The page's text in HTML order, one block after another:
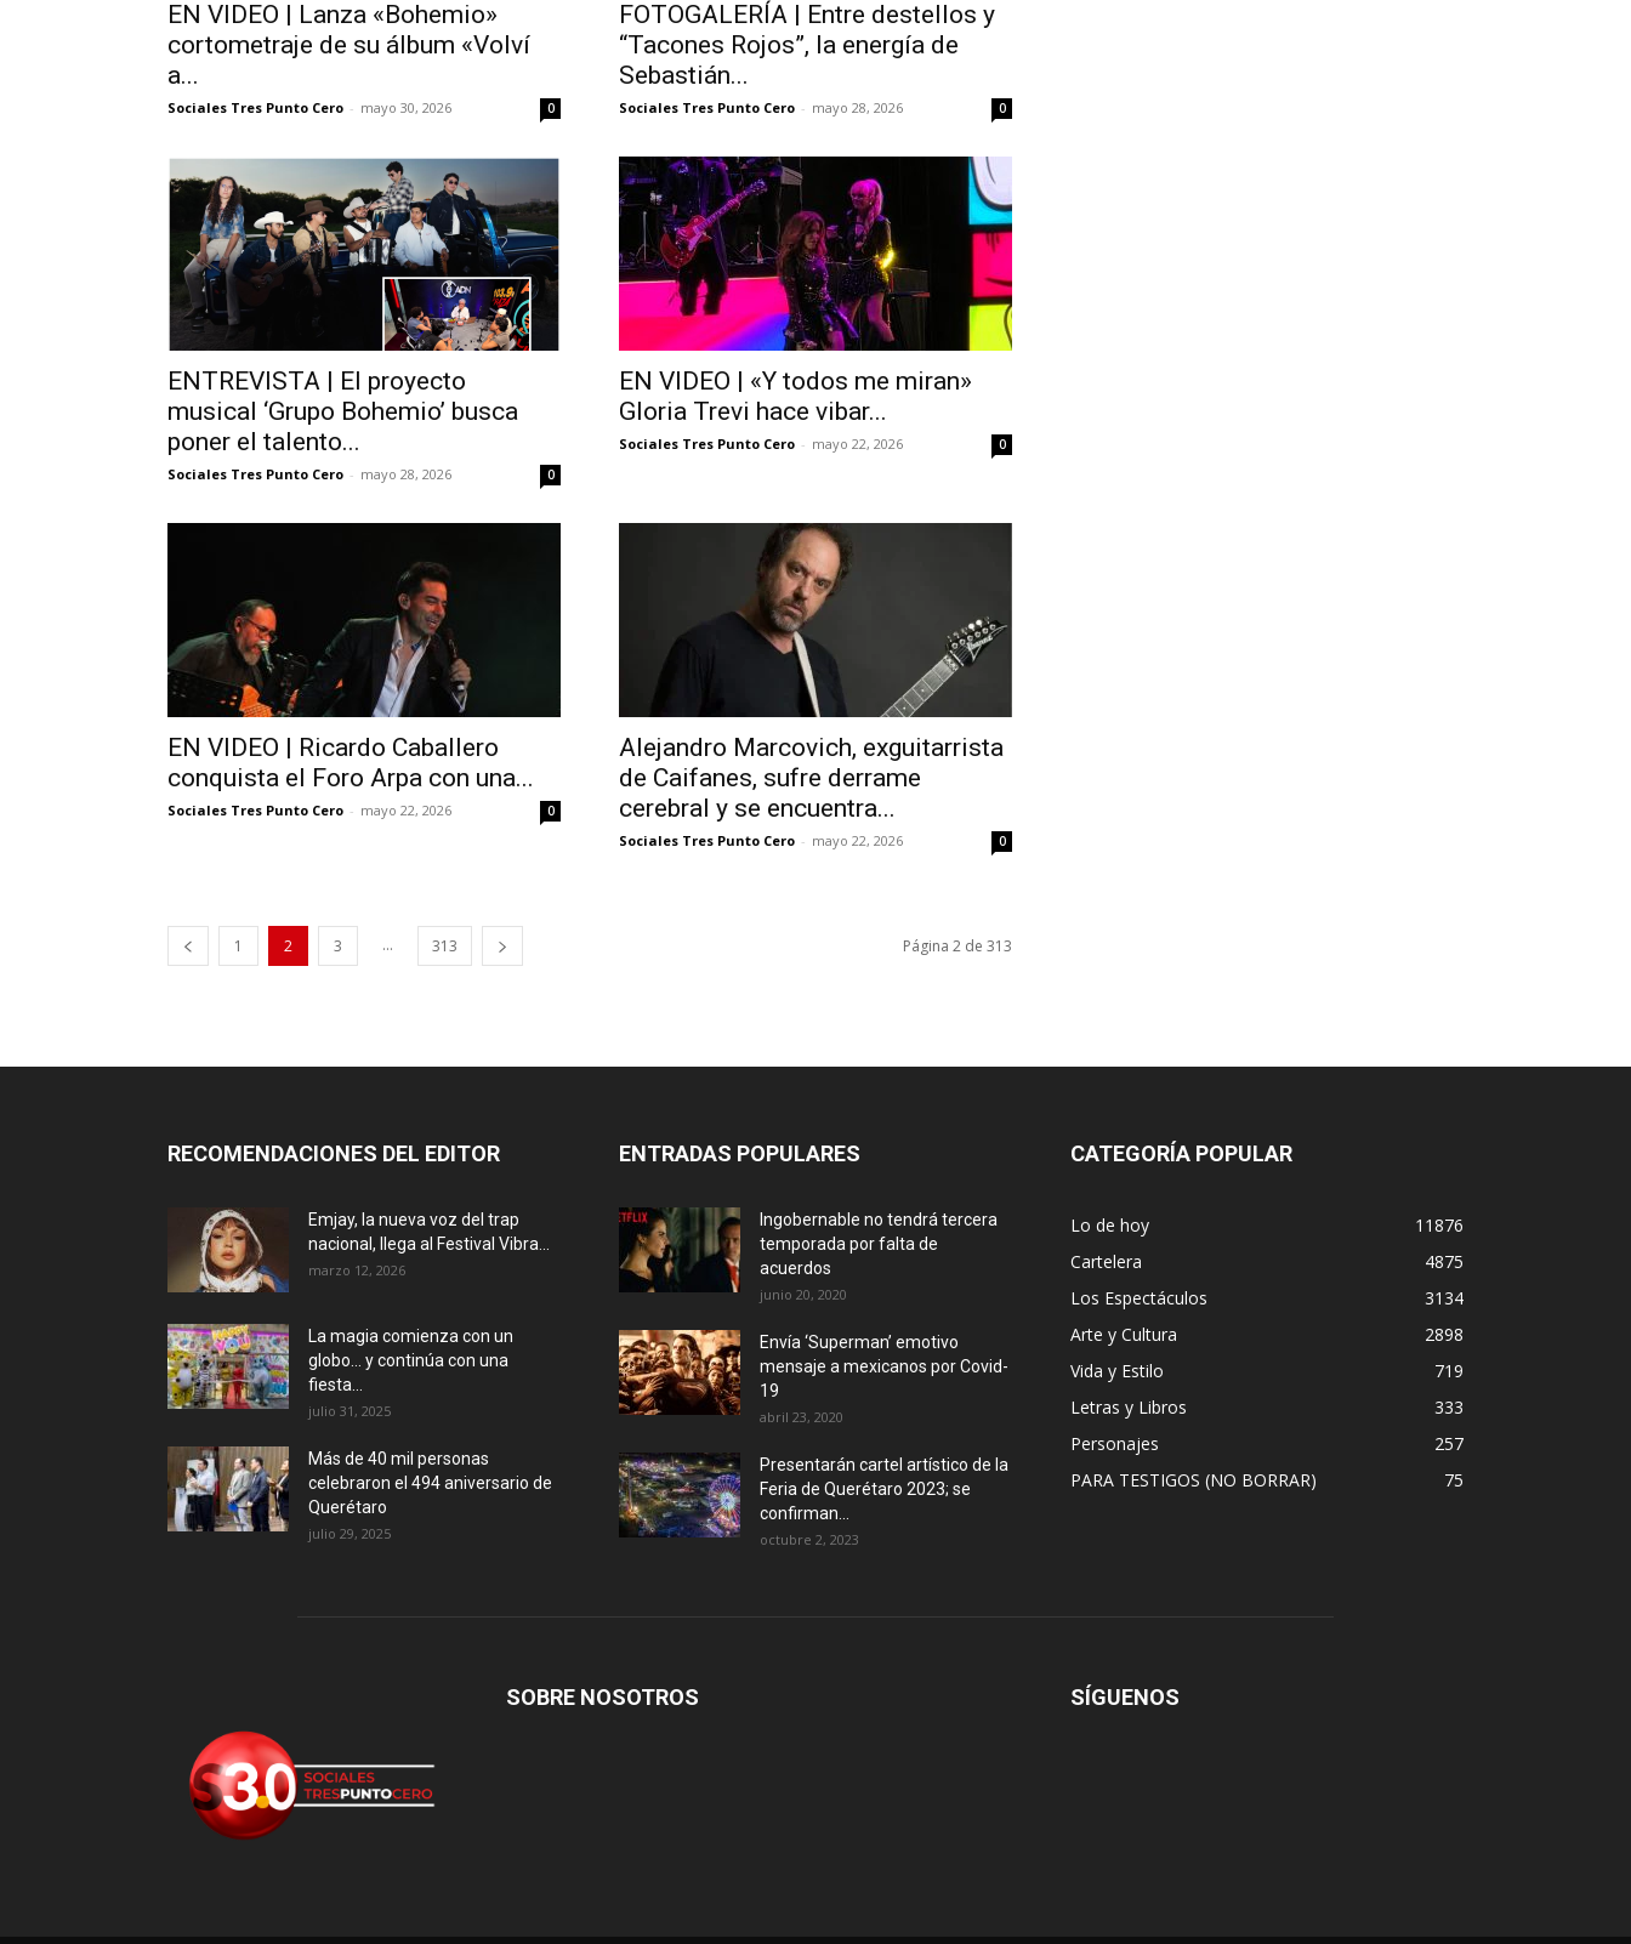
EN VIDEO | Lanza «Bohemio»
cortometraje de su álbum «Volví
a...
Sociales Tres Punto Cero - mayo 30, 2026 0
FOTOGALERÍA | Entre destellos y
“Tacones Rojos”, la energía de
Sebastián...
Sociales Tres Punto Cero - mayo 28, 2026 0
ENTREVISTA | El proyecto
musical ‘Grupo Bohemio’ busca
poner el talento...
Sociales Tres Punto Cero - mayo 28, 2026 0
EN VIDEO | «Y todos me miran»
Gloria Trevi hace vibar...
Sociales Tres Punto Cero - mayo 22, 2026 0
EN VIDEO | Ricardo Caballero
conquista el Foro Arpa con una...
Sociales Tres Punto Cero - mayo 22, 2026 0
Alejandro Marcovich, exguitarrista
de Caifanes, sufre derrame
cerebral y se encuentra...
Sociales Tres Punto Cero - mayo 22, 2026 0
1 2 3 ... 313 Página 2 de 313
RECOMENDACIONES DEL EDITOR
Emjay, la nueva voz del trap
nacional, llega al Festival Vibra...
marzo 12, 2026
La magia comienza con un
globo… y continúa con una
fiesta...
julio 31, 2025
Más de 40 mil personas
celebraron el 494 aniversario de
Querétaro
julio 29, 2025
ENTRADAS POPULARES
Ingobernable no tendrá tercera
temporada por falta de
acuerdos
junio 20, 2020
Envía ‘Superman’ emotivo
mensaje a mexicanos por Covid-
19
abril 23, 2020
Presentarán cartel artístico de la
Feria de Querétaro 2023; se
confirman...
octubre 2, 2023
CATEGORÍA POPULAR
Lo de hoy
11876
Cartelera
4875
Los Espectáculos
3134
Arte y Cultura
2898
Vida y Estilo
719
Letras y Libros
333
Personajes
257
PARA TESTIGOS (NO BORRAR)
75
SOBRE NOSOTROS SÍGUENOS